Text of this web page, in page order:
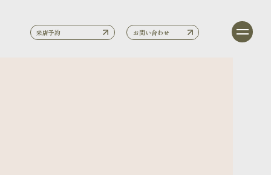
来店予約 お問い合わせ